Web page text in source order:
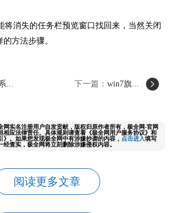
将消失的任务栏预览窗口找回来，当然关闭
方法步骤。
... 下一篇：win7旗...
网实名注册用户自发贡献，版权归原作者所有，极全网-官网
相应法律责任。具体规则请查看《极全网用户服务协议》和
》。如果您发现极全网中有涉嫌抄袭的内容， 点击进入填写
查实，极全网将立刻删除涉嫌侵权内容。
阅读更多文章